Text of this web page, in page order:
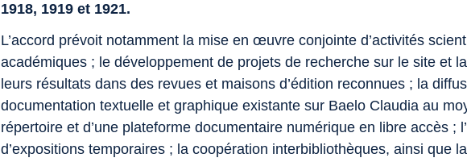
1918, 1919 et 1921.
L’accord prévoit notamment la mise en œuvre conjointe d’activités
académiques ; le développement de projets de recherche sur le site et
leurs résultats dans des revues et maisons d’édition reconnues ; la
documentation textuelle et graphique existante sur Baelo Claudia au
répertoire et d’une plateforme documentaire numérique en libre accès ;
d’expositions temporaires ; la coopération interbibliothèques, ainsi que